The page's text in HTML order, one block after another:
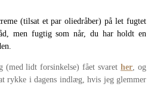
(tilsat et par oliedråber) på let fugtet
men fugtig som når, du har holdt en
(med lidt forsinkelse) fået svarether, og
rykke i dagens indlæg, hvis jeg glemmer